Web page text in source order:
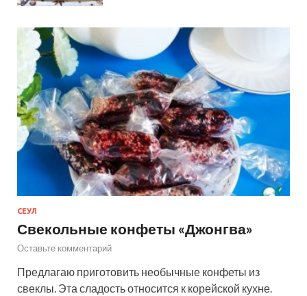
СЕУЛ
Свекольные конфеты «Джонгва»
Оставьте комментарий
Предлагаю приготовить необычные конфеты из
свеклы. Эта сладость относится к корейской кухне.